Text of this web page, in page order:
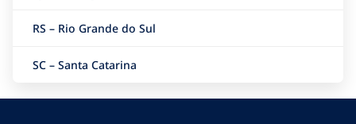
RS – Rio Grande do Sul
SC – Santa Catarina